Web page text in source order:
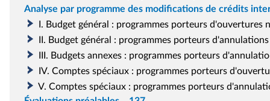
Analyse par programme des modifications de crédits
I. Budget général : programmes porteurs d'ouvertures
II. Budget général : programmes porteurs
III. Budgets annexes : programmes porteurs
IV. Comptes spéciaux : programmes porteurs
V. Comptes spéciaux : programmes porteurs